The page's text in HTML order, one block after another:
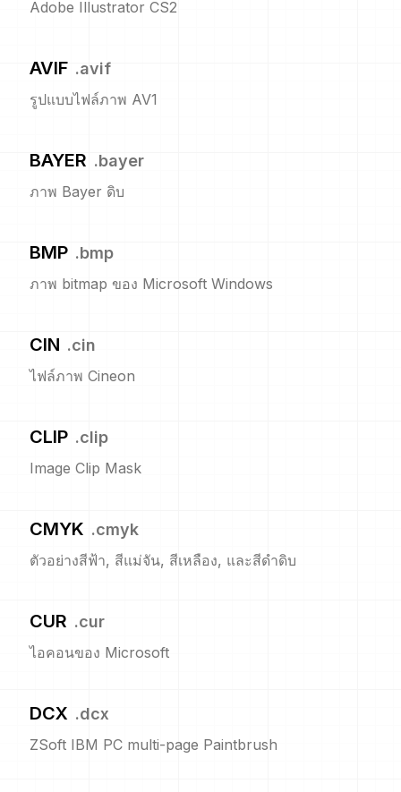
Adobe Illustrator CS2
AVIF .avif
รูปแบบไฟล์ภาพ AV1
BAYER .bayer
ภาพ Bayer ดิบ
BMP .bmp
ภาพ bitmap ของ Microsoft Windows
CIN .cin
ไฟล์ภาพ Cineon
CLIP .clip
Image Clip Mask
CMYK .cmyk
ตัวอย่างสีฟ้า, สีแม่จัน, สีเหลือง, และสีดำดิบ
CUR .cur
ไอคอนของ Microsoft
DCX .dcx
ZSoft IBM PC multi-page Paintbrush